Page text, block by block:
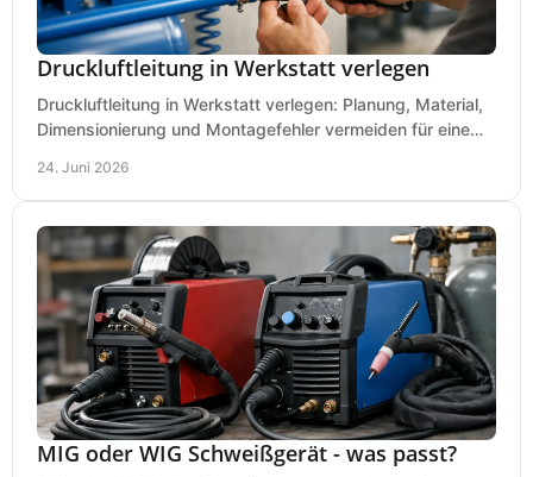
Druckluftleitung in Werkstatt verlegen
Druckluftleitung in Werkstatt verlegen: Planung, Material,
Dimensionierung und Montagefehler vermeiden für eine
24. Juni 2026
MIG oder WIG Schweißgerät - was passt?